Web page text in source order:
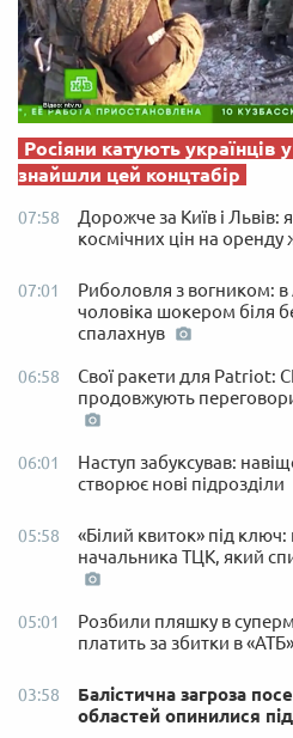
Росіяни катують українців
знайшли цей концтабір
07:58
Дорожче за Київ і
космічних цін на оренду
07:01
Риболовля з вогником:
чоловіка шокером біля
спалахнув
06:58
Свої ракети для Patriot:
продовжують
06:01
Наступ забуксував:
створює нові підрозділи
05:58
«Білий квиток» під
начальника ТЦК, який
05:01
Розбили пляшку в
платить за збитки в «АТБ»
03:58
Балістична загроза
областей опинилися